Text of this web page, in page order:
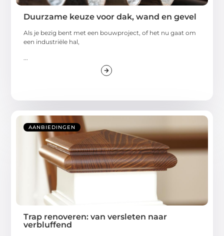
Duurzame keuze voor dak, wand en gevel
Als je bezig bent met een bouwproject, of het nu gaat om
een industriële hal,
...
AANBIEDINGEN
Trap renoveren: van versleten naar
verbluffend